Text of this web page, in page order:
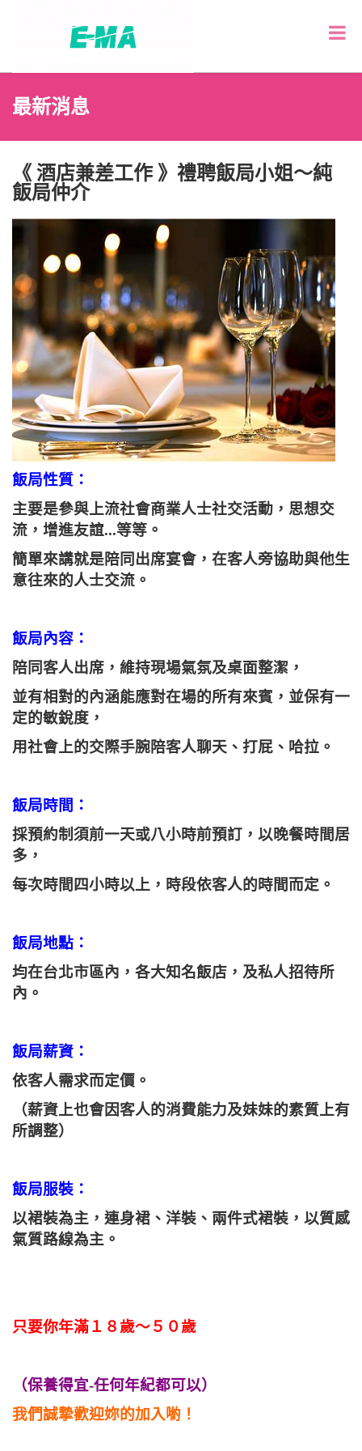
最新消息
《 酒店兼差工作 》禮聘飯局小姐～純
飯局仲介
飯局性質：
主要是參與上流社會商業人士社交活動，思想交
流，增進友誼...等等。
簡單來講就是陪同出席宴會，在客人旁協助與他生
意往來的人士交流。
飯局內容：
陪同客人出席，維持現場氣氛及桌面整潔，
並有相對的內涵能應對在場的所有來賓，並保有一
定的敏銳度，
用社會上的交際手腕陪客人聊天、打屁、哈拉。
飯局時間：
採預約制須前一天或八小時前預訂，以晚餐時間居
多，
每次時間四小時以上，時段依客人的時間而定。
飯局地點：
均在台北市區內，各大知名飯店，及私人招待所
內。
飯局薪資：
依客人需求而定價。
（薪資上也會因客人的消費能力及妹妹的素質上有
所調整）
飯局服裝：
以裙裝為主，連身裙、洋裝、兩件式裙裝，以質感
氣質路線為主。
只要你年滿１８歲～５０歲
（保養得宜-任何年紀都可以）
我們誠摯歡迎妳的加入喲！